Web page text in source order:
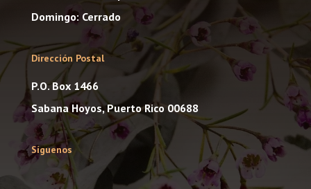
Domingo: Cerrado
Dirección Postal
P.O. Box 1466
Sabana Hoyos, Puerto Rico 00688
Síguenos